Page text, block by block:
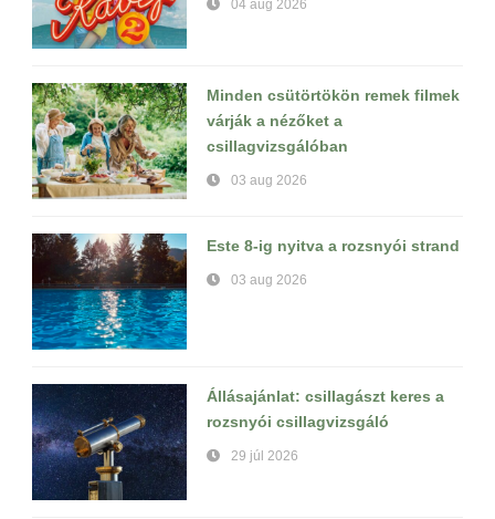
04 aug 2026
Minden csütörtökön remek filmek
várják a nézőket a
csillagvizsgálóban
03 aug 2026
Este 8-ig nyitva a rozsnyói strand
03 aug 2026
Állásajánlat: csillagászt keres a
rozsnyói csillagvizsgáló
29 júl 2026